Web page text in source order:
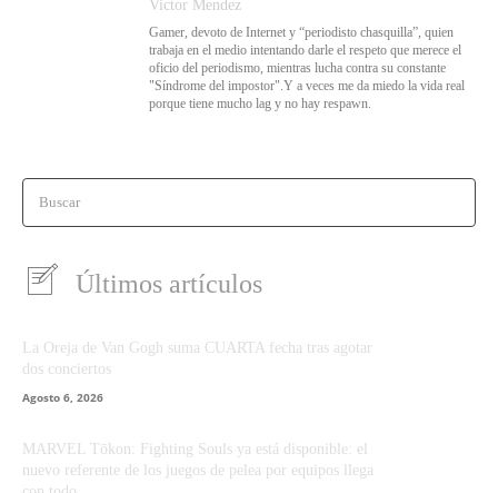
Victor Mendez
Gamer, devoto de Internet y “periodisto chasquilla”, quien
trabaja en el medio intentando darle el respeto que merece el
oficio del periodismo, mientras lucha contra su constante
"Síndrome del impostor".Y a veces me da miedo la vida real
porque tiene mucho lag y no hay respawn.
Buscar
Últimos artículos
La Oreja de Van Gogh suma CUARTA fecha tras agotar
dos conciertos
Agosto 6, 2026
MARVEL Tōkon: Fighting Souls ya está disponible: el
nuevo referente de los juegos de pelea por equipos llega